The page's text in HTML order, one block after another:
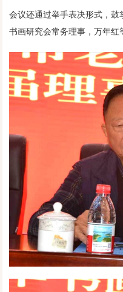
会议还通过举手表决形式，
书画研究会常务理事，万年红